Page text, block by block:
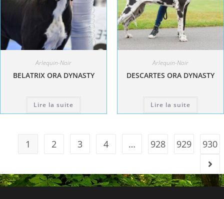
Arlequin-Noir
BELATRIX ORA DYNASTY
Lire la suite
Arlequin-Noir
DESCARTES ORA DYNASTY
Lire la suite
1 2 3 4 … 928 929 930